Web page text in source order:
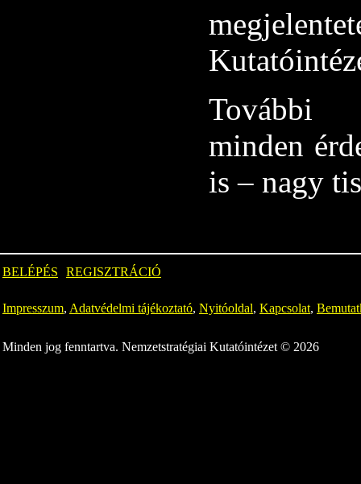
További
minden
is – nagy
BELÉPÉS REGISZTRÁCIÓ
Impresszum, Adatvédelmi tájékoztató, Nyitóoldal, Kapcsolat,
Minden jog fenntartva. Nemzetstratégiai Kutatóintézet © 2026